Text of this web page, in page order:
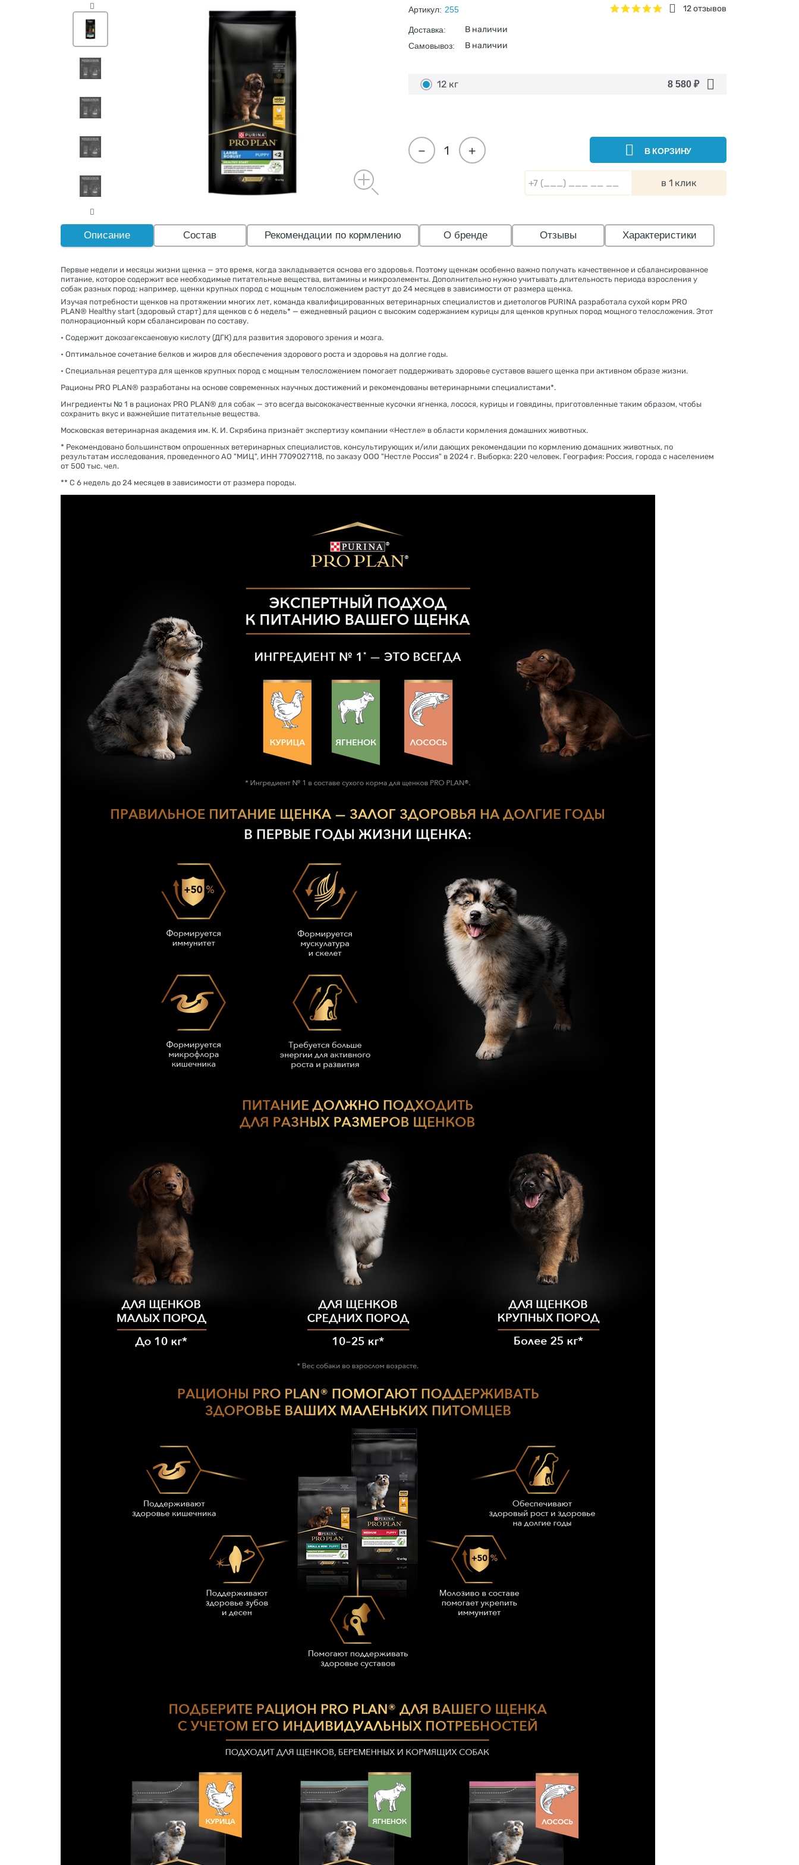
12 отзывов
Артикул: 255
Доставка: В наличии
Самовывоз: В наличии
12 кг 8 580 ₽
+
− В КОРЗИНУ
в 1 клик
Описание Состав Рекомендации по кормлению О бренде Отзывы Характеристики
Первые недели и месяцы жизни щенка — это время, когда закладывается основа его здоровья. Поэтому щенкам особенно важно получать качественное и сбалансированное
питание, которое содержит все необходимые питательные вещества, витамины и микроэлементы. Дополнительно нужно учитывать длительность периода взросления у
собак разных пород: например, щенки крупных пород с мощным телосложением растут до 24 месяцев в зависимости от размера щенка.
Изучая потребности щенков на протяжении многих лет, команда квалифицированных ветеринарных специалистов и диетологов PURINA разработала сухой корм PRO
PLAN® Healthy start (здоровый старт) для щенков с 6 недель* — ежедневный рацион с высоким содержанием курицы для щенков крупных пород мощного телосложения. Этот
полнорационный корм сбалансирован по составу.
• Содержит докозагексаеновую кислоту (ДГК) для развития здорового зрения и мозга.
• Оптимальное сочетание белков и жиров для обеспечения здорового роста и здоровья на долгие годы.
• Специальная рецептура для щенков крупных пород с мощным телосложением помогает поддерживать здоровье суставов вашего щенка при активном образе жизни.
Рационы PRO PLAN® разработаны на основе современных научных достижений и рекомендованы ветеринарными специалистами*.
Ингредиенты № 1 в рационах PRO PLAN® для собак — это всегда высококачественные кусочки ягненка, лосося, курицы и говядины, приготовленные таким образом, чтобы
сохранить вкус и важнейшие питательные вещества.
Московская ветеринарная академия им. К. И. Скрябина признаёт экспертизу компании «Нестле» в области кормления домашних животных.
* Рекомендовано большинством опрошенных ветеринарных специалистов, консультирующих и/или дающих рекомендации по кормлению домашних животных, по
результатам исследования, проведенного АО "МИЦ", ИНН 7709027118, по заказу ООО "Нестле Россия" в 2024 г. Выборка: 220 человек. География: Россия, города с населением
от 500 тыс. чел.
** С 6 недель до 24 месяцев в зависимости от размера породы.